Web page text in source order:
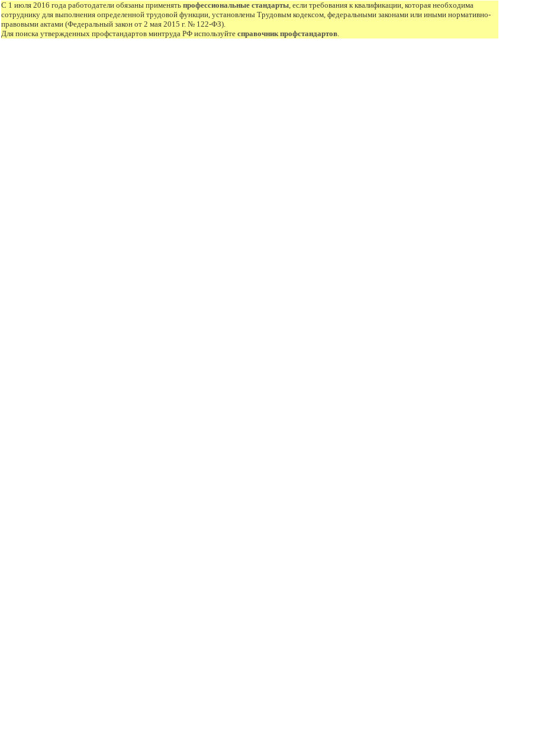
С 1 июля 2016 года работодатели обязаны применять профессиональные стандарты, если требования к квалификации, которая необходима
сотруднику для выполнения определенной трудовой функции, установлены Трудовым кодексом, федеральными законами или иными нормативно-
правовыми актами (Федеральный закон от 2 мая 2015 г. № 122-ФЗ).
Для поиска утвержденных профстандартов минтруда РФ используйте справочник профстандартов.